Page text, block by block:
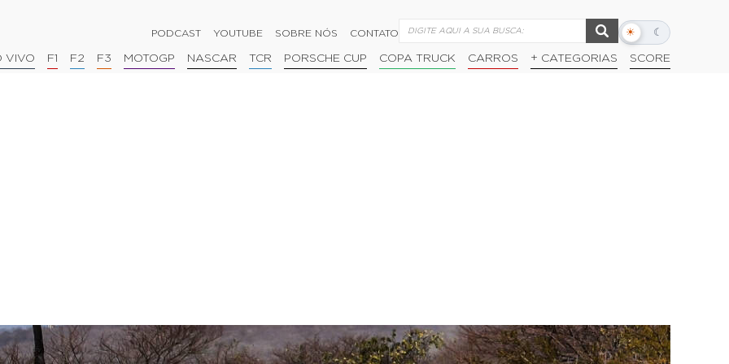
PODCAST YOUTUBE SOBRE NÓS CONTATO ☀ ☾
Alternar
escuro
VIVO F1 F2 F3 MOTOGP NASCAR TCR PORSCHE CUP COPA TRUCK CARROS + CATEGORIAS SCORE